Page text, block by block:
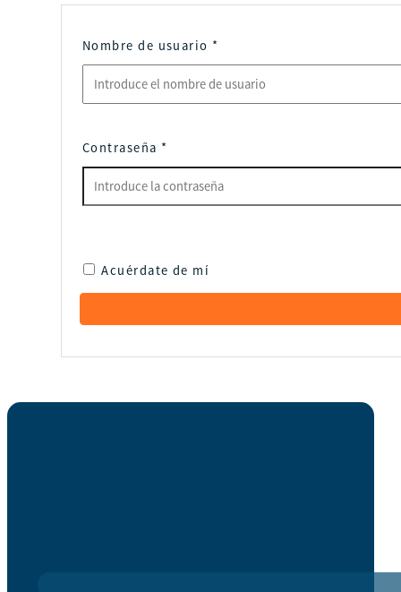
Nombre de usuario *
Contraseña *
Acuérdate de mí